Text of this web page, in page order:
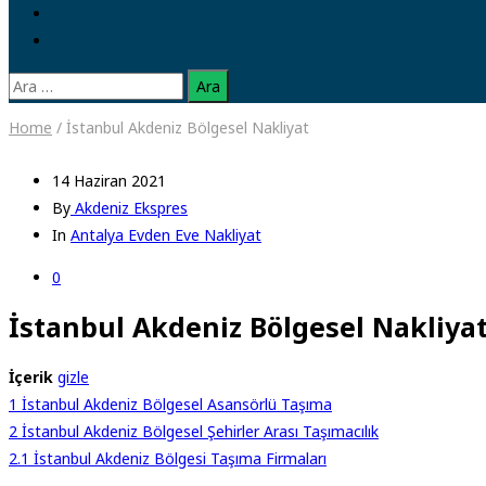
Arama:
Home / İstanbul Akdeniz Bölgesel Nakliyat
14 Haziran 2021
By Akdeniz Ekspres
In Antalya Evden Eve Nakliyat
0
İstanbul Akdeniz Bölgesel
İçerik gizle
1 İstanbul Akdeniz Bölgesel Asansörlü Taşıma
2 İstanbul Akdeniz Bölgesel Şehirler Arası Taşımacılık
2.1 İstanbul Akdeniz Bölgesi Taşıma Firmaları